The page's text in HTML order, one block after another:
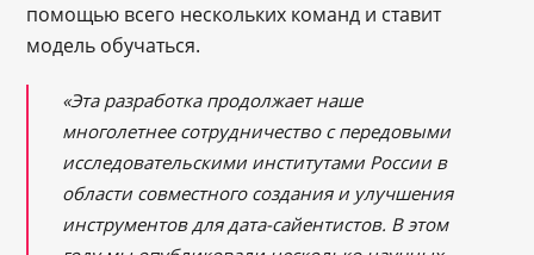
помощью всего нескольких команд и ставит
модель обучаться.
«Эта разработка продолжает наше
многолетнее сотрудничество с передовыми
исследовательскими институтами России в
области совместного создания и улучшения
инструментов для дата-сайентистов. В этом